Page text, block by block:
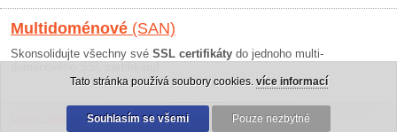
Multidoménové (SAN)
Skonsolidujte všechny své SSL certifikáty do jednoho multi-
Obchodní podmínky|30 dní záruka
Tato stránka používá soubory cookies. více informací
Souhlasím se všemi Pouze nezbytné